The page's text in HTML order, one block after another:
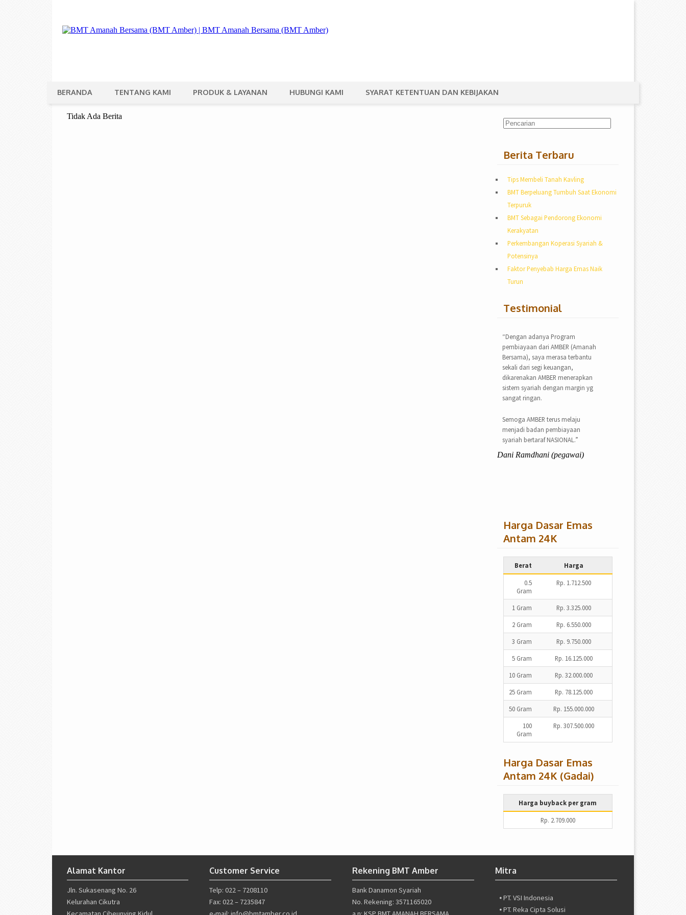
BERANDA TENTANG KAMI PRODUK & LAYANAN HUBUNGI KAMI SYARAT KETENTUAN DAN KEBIJAKAN
Tidak Ada Berita
Berita Terbaru
Tips Membeli Tanah Kavling
BMT Berpeluang Tumbuh Saat Ekonomi
Terpuruk
BMT Sebagai Pendorong Ekonomi
Kerakyatan
Perkembangan Koperasi Syariah &
Potensinya
Faktor Penyebab Harga Emas Naik
Turun
Testimonial
“Dengan adanya Program
pembiayaan dari AMBER (Amanah
Bersama), saya merasa terbantu
sekali dari segi keuangan,
dikarenakan AMBER menerapkan
sistem syariah dengan margin yg
sangat ringan.
Semoga AMBER terus melaju
menjadi badan pembiayaan
syariah bertaraf NASIONAL.”
Dani Ramdhani (pegawai)
Harga Dasar Emas
Antam 24K
Berat Harga
0.5
Gram
Rp. 1.712.500
1 Gram Rp. 3.325.000
2 Gram Rp. 6.550.000
3 Gram Rp. 9.750.000
5 Gram Rp. 16.125.000
10 Gram Rp. 32.000.000
25 Gram Rp. 78.125.000
50 Gram Rp. 155.000.000
100
Gram
Rp. 307.500.000
Harga Dasar Emas
Antam 24K (Gadai)
Harga buyback per gram
Rp. 2.709.000
Alamat Kantor
Jln. Sukasenang No. 26
Kelurahan Cikutra
Customer Service
Telp: 022 – 7208110
Fax: 022 – 7235847
Rekening BMT Amber
Bank Danamon Syariah
No. Rekening: 3571165020
Mitra
⦁ PT. Valuestream International
⦁ PT. ZBS International
⦁ PT. VSI Indonesia
⦁ PT. Reka Cipta Solusi